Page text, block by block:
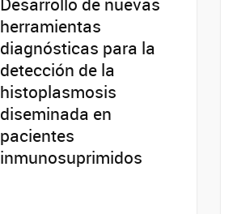
herramientas
diagnósticas para la
detección de la
histoplasmosis
diseminada en
pacientes
inmunosuprimidos